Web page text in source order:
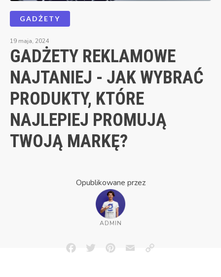
GADŻETY
19 maja, 2024
GADŻETY REKLAMOWE
NAJTANIEJ - JAK WYBRAĆ
PRODUKTY, KTÓRE
NAJLEPIEJ PROMUJĄ
TWOJĄ MARKĘ?
Opublikowane przez
ADMIN
FacebookTwitterPinterestEmailCopy